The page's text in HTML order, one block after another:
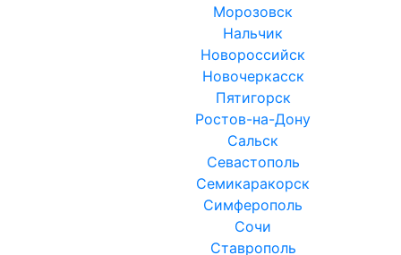
Морозовск
Нальчик
Новороссийск
Новочеркасск
Пятигорск
Ростов-на-Дону
Сальск
Севастополь
Семикаракорск
Симферополь
Сочи
Ставрополь